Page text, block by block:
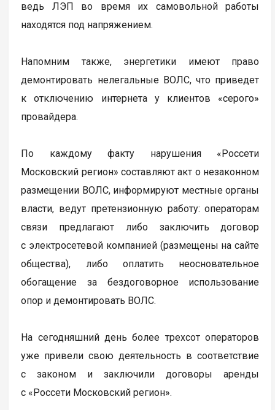
ведь ЛЭП во время их самовольной работы
находятся под напряжением.
Напомним также, энергетики имеют право
демонтировать нелегальные ВОЛС, что приведет
к отключению интернета у клиентов «серого»
провайдера.
По каждому факту нарушения «Россети
Московский регион» составляют акт о незаконном
размещении ВОЛС, информируют местные органы
власти, ведут претензионную работу: операторам
связи предлагают либо заключить договор
с электросетевой компанией (размещены на сайте
общества), либо оплатить неосновательное
обогащение за бездоговорное использование
опор и демонтировать ВОЛС.
На сегодняшний день более трехсот операторов
уже привели свою деятельность в соответствие
с законом и заключили договоры аренды
с «Россети Московский регион».